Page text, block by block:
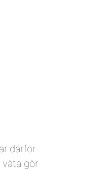
därför
gör